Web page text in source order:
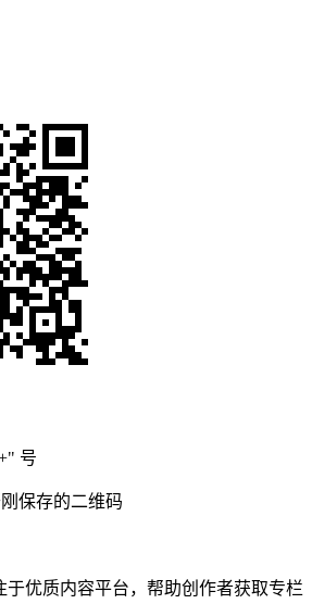
号
保存的二维码
于优质内容平台，帮助创作者获取专栏